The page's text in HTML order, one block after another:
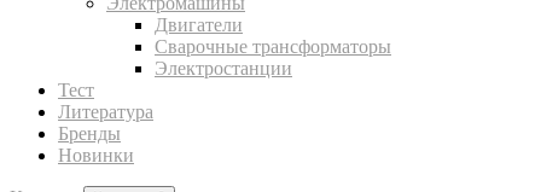
Двигатели
Сварочные трансформаторы
Электростанции
Тест
Литература
Бренды
Новинки